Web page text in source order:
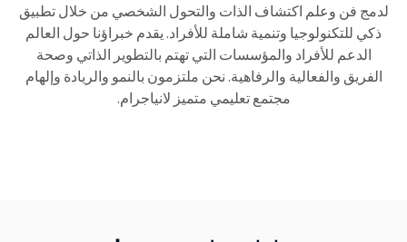
لدمج فن وعلم اكتشاف الذات والتحول الشخصي من خلال تطبيق
ذكي للتكنولوجيا وتنمية شاملة للأفراد. يقدم خبراؤنا حول العالم
الدعم للأفراد والمؤسسات التي تهتم بالتطوير الذاتي وصحة
الفريق والفعالية والرفاهية. نحن ملتزمون بالنمو والريادة وإلهام
مجتمع تعليمي متميز لانياجرام.